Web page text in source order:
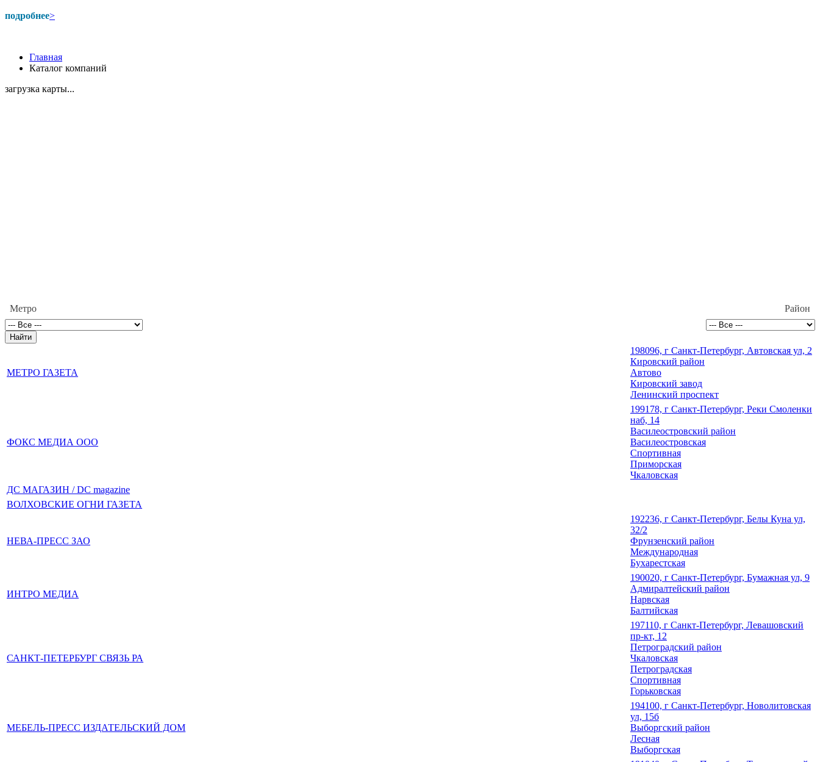
подробнее>
Главная
Каталог компаний
загрузка карты...
Метро Район
МЕТРО ГАЗЕТА
198096, г Санкт-Петербург, Автовская ул, 2
Кировский район
Автово
Кировский завод
Ленинский проспект
ФОКС МЕДИА ООО
199178, г Санкт-Петербург, Реки Смоленки
наб, 14
Василеостровский район
Василеостровская
Спортивная
Приморская
Чкаловская
ДС МАГАЗИН / DC magazine
ВОЛХОВСКИЕ ОГНИ ГАЗЕТА
НЕВА-ПРЕСС ЗАО
192236, г Санкт-Петербург, Белы Куна ул,
32/2
Фрунзенский район
Международная
Бухарестская
ИНТРО МЕДИА
190020, г Санкт-Петербург, Бумажная ул, 9
Адмиралтейский район
Нарвская
Балтийская
САНКТ-ПЕТЕРБУРГ СВЯЗЬ РА
197110, г Санкт-Петербург, Левашовский
пр-кт, 12
Петроградский район
Чкаловская
Петроградская
Спортивная
Горьковская
МЕБЕЛЬ-ПРЕСС ИЗДАТЕЛЬСКИЙ ДОМ
194100, г Санкт-Петербург, Новолитовская
ул, 15б
Выборгский район
Лесная
Выборгская